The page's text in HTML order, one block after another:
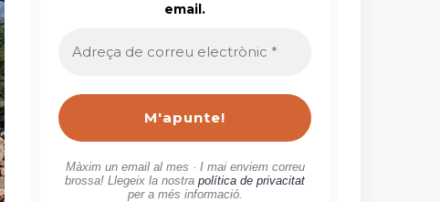
email.
de
*
Màxim un email al mes · I mai enviem correu
brossa! Llegeix la nostrapolítica de privacitat
per a més informació.